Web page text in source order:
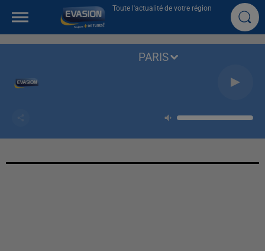
Toute l'actualité de votre région
PARIS